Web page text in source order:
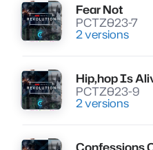
Lire
Fear Not
PCTZ023-7
2 versions
Lire
Hip,hop Is
PCTZ023-9
2 versions
Confessions